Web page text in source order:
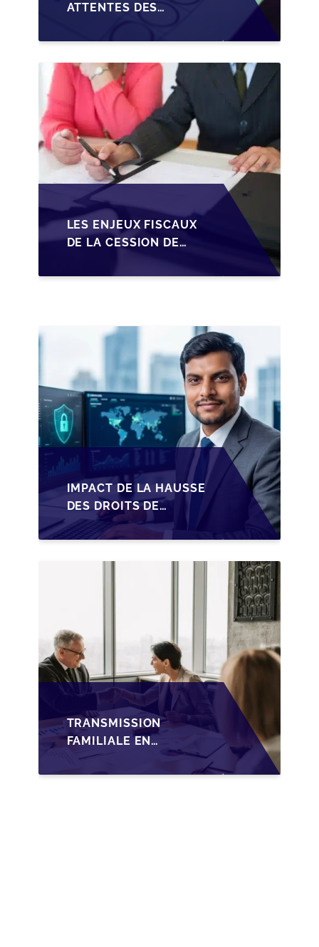
ATTENTES DES
TRANSMISSION DES
PME BELGES
LES ENJEUX FISCAUX
DE LA CESSION DE
LES DIRIGEANTS DE
IMPACT DE LA HAUSSE
DES DROITS DE
SUCCESSION EN
WALLONIE SUR LA
TRANSMISSION
TRANSMISSION
FAMILIALE EN
WALLONIE :
NOUVELLES